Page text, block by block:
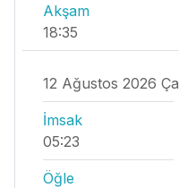
Akşam
18:35
12 Ağustos 2026 Ça
İmsak
05:23
Öğle